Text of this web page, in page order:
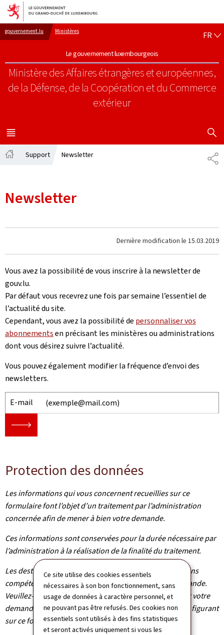
Ce site utilise des cookies essentiels
nécessaires à son bon fonctionnement, sans
usage de données à caractère personnel, et
ne pouvant pas être refusés. Des cookies non
essentiels sont utilisés à des fins statistiques
et seront activés uniquement si vous les
Aller au menu principal
Aller au contenu
gouvernement.lu Ministères
Le gouvernement luxembourgeois
Ministère des Affaires étrangères et européennes,
de la Défense, de la Coopération et du Commerce
extérieur
FR
MENU
PRINCIPAL
Support Newsletter
Newsletter
Dernière modification le 15.03.2019
Vous avez la possibilité de vous inscrire à la newsletter de
gouv.lu.
Par défaut vous recevrez une fois par semaine l’essentiel de
l’actualité du site.
Cependant, vous avez la possibilité de personnaliser vos
abonnementsen précisant les ministères ou administrations
dont vous désirez suivre l’actualité.
Vous pouvez également modifier la fréquence d’envoi des
newsletters.
E-mail
🡒
Protection des données
Les informations qui vous concernent recueillies sur ce
formulaire font l’objet d’un traitement par l’administration
concernée afin de mener à bien votre demande.
Ces informations sont conservées pour la durée nécessaire par
l’administration à la réalisation de la finalité du traitement.
Les destinataires de vos données sont les administrations
compétentes dans le cadre du traitement de votre demande.
Veuillez-vous adresser à l’administration concernée par votre
demande pour connaître les destinataires des données figurant
sur ce formulaire.